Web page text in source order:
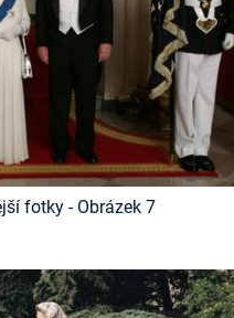
fotky - Obrázek 7